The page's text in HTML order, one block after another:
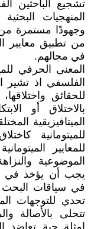
تشجيع الباحثين
المنهجيات
وجهودًا مستمرة من
من تطبيق معايير
في مجالهم.
المعنى الحرفي
الفلسفي اذ تشير
للحقائق
بالاختلاق أو
الميتافيزيقية
للميتومانية
للمعايير
الموضوعية
يجب أن يؤخذ في
في سياقات البحث
تحدي للتوجهات
تتحلى بالأصالة